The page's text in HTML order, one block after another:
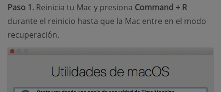
Paso 1. Reinicia tu Mac y presiona Command + R
durante el reinicio hasta que la Mac entre en el modo
recuperación.